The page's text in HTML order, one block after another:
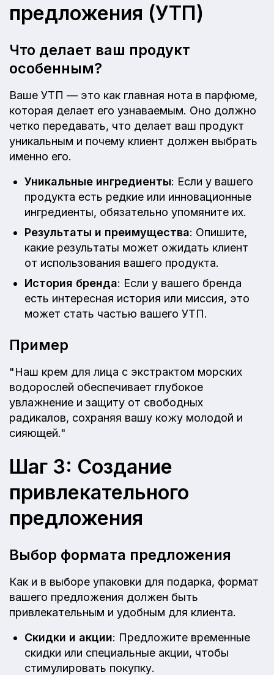
предложения (УТП)
Что делает ваш продукт
особенным?
Ваше УТП — это как главная нота в парфюме,
которая делает его узнаваемым. Оно должно
четко передавать, что делает ваш продукт
уникальным и почему клиент должен выбрать
именно его.
Уникальные ингредиенты: Если у вашего
продукта есть редкие или инновационные
ингредиенты, обязательно упомяните их.
Результаты и преимущества: Опишите,
какие результаты может ожидать клиент
от использования вашего продукта.
История бренда: Если у вашего бренда
есть интересная история или миссия, это
может стать частью вашего УТП.
Пример
"Наш крем для лица с экстрактом морских
водорослей обеспечивает глубокое
увлажнение и защиту от свободных
радикалов, сохраняя вашу кожу молодой и
сияющей."
Шаг 3: Создание
привлекательного
предложения
Выбор формата предложения
Как и в выборе упаковки для подарка, формат
вашего предложения должен быть
привлекательным и удобным для клиента.
Скидки и акции: Предложите временные
скидки или специальные акции, чтобы
стимулировать покупку.